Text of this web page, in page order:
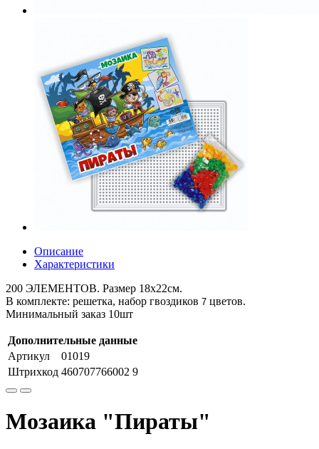
Описание
Характеристики
200 ЭЛЕМЕНТОВ. Размер 18х22см.
В комплекте: решетка, набор гвоздиков 7 цветов.
Минимальный заказ 10шт
Дополнительные данные
Артикул
01019
Штрихкод 460707766002 9
Мозаика "Пираты"